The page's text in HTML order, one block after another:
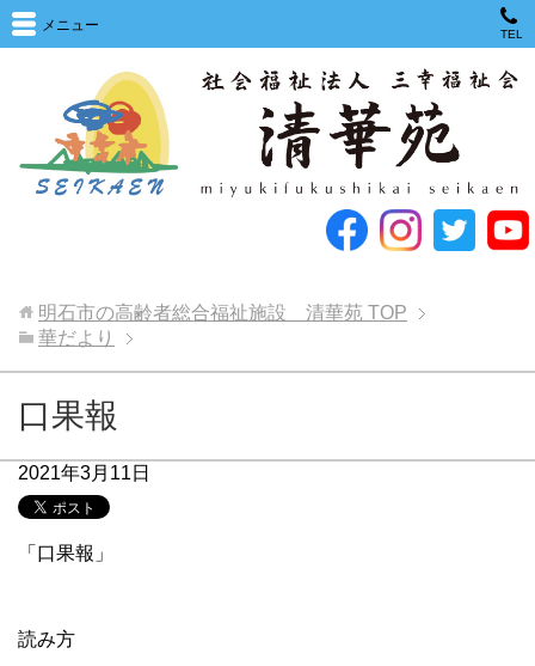
メニュー
TEL
明石市の高齢者総合福祉施設 清華苑 TOP
華だより
口果報
2021年3月11日
「口果報」
読み方